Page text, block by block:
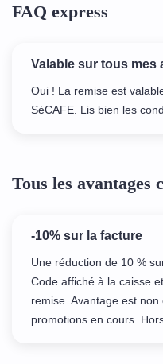
FAQ express
Valable sur tous mes
Oui ! La remise est
SéCAFE. Lis bien les
Tous les avantages
-10% sur la facture
Une réduction de 10 %
Code affiché à la caisse
remise. Avantage est
promotions en cours.